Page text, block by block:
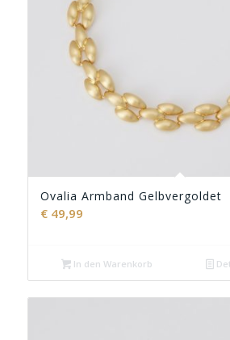
Ovalia Armband Gelbvergoldet
€49,99
In den Warenkorb